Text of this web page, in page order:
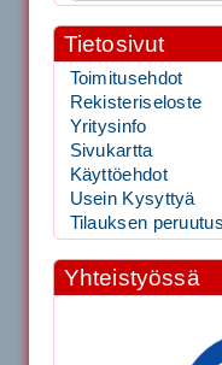
Tietosivut
Toimitusehdot
Rekisteriseloste
Yritysinfo
Sivukartta
Käyttöehdot
Usein Kysyttyä
Tilauksen peruutus
Yhteistyössä